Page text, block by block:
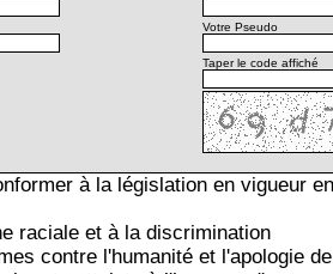
Votre Pseudo
Taper le code affiché